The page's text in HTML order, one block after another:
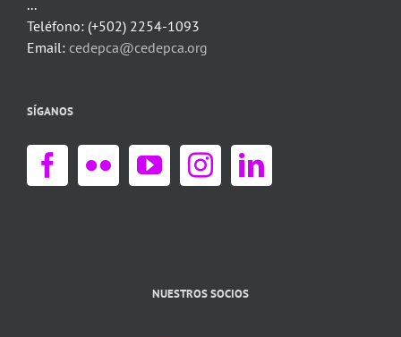
...
Teléfono: (+502) 2254-1093
Email: cedepca@cedepca.org
SÍGANOS
NUESTROS SOCIOS